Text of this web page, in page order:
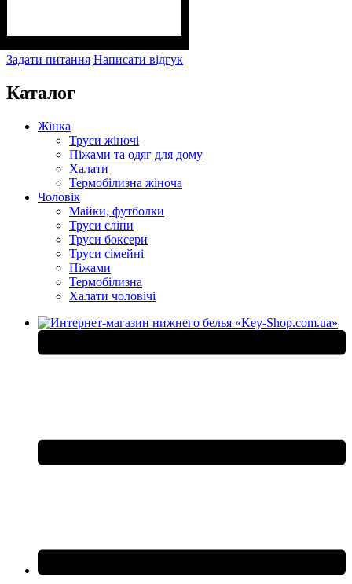
Задати питання Написати відгук
Каталог
Жінка
Труси жіночі
Піжами та одяг для дому
Халати
Термобілизна жіноча
Чоловік
Майки, футболки
Труси сліпи
Труси боксери
Труси сімейні
Піжами
Термобілизна
Халати чоловічі